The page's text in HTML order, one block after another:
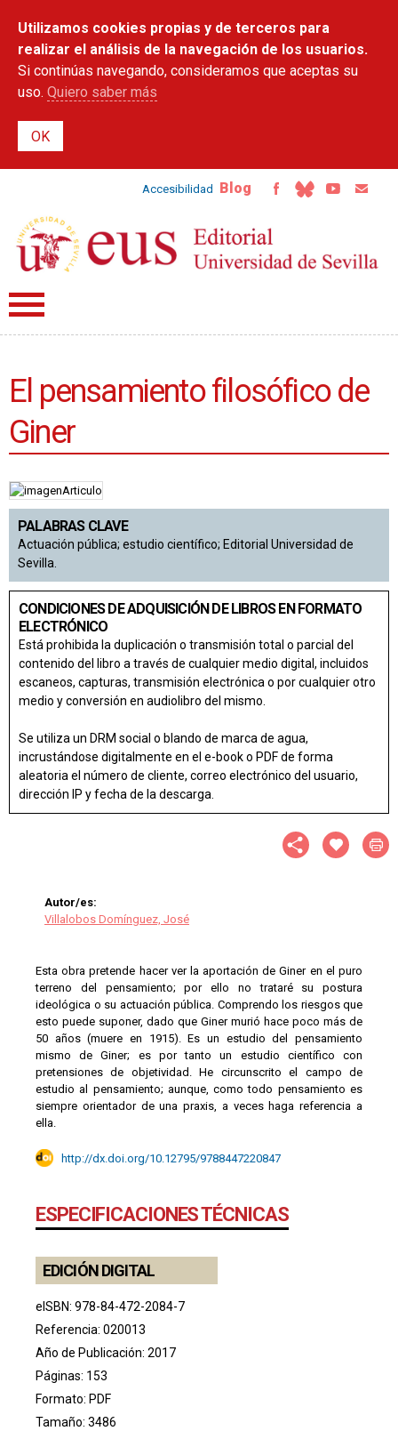
contenido
principal
Utilizamos cookies propias y de terceros para
realizar el análisis de la navegación de los usuarios.
Si continúas navegando, consideramos que aceptas su
uso. Quiero saber más
Accesibilidad Blog
El pensamiento filosófico de
Giner
PALABRAS CLAVE
Actuación pública; estudio científico; Editorial Universidad de
Sevilla.
CONDICIONES DE ADQUISICIÓN DE LIBROS EN FORMATO
ELECTRÓNICO
Está prohibida la duplicación o transmisión total o parcial del
contenido del libro a través de cualquier medio digital, incluidos
escaneos, capturas, transmisión electrónica o por cualquier otro
medio y conversión en audiolibro del mismo.
Se utiliza un DRM social o blando de marca de agua,
incrustándose digitalmente en el e-book o PDF de forma
aleatoria el número de cliente, correo electrónico del usuario,
dirección IP y fecha de la descarga.
Autor/es:
Villalobos Domínguez, José
Esta obra pretende hacer ver la aportación de Giner en el puro
terreno del pensamiento; por ello no trataré su postura
ideológica o su actuación pública. Comprendo los riesgos que
esto puede suponer, dado que Giner murió hace poco más de
50 años (muere en 1915). Es un estudio del pensamiento
mismo de Giner; es por tanto un estudio científico con
pretensiones de objetividad. He circunscrito el campo de
estudio al pensamiento; aunque, como todo pensamiento es
siempre orientador de una praxis, a veces haga referencia a
ella.
http://dx.doi.org/10.12795/9788447220847
ESPECIFICACIONES TÉCNICAS
EDICIÓN DIGITAL
eISBN: 978-84-472-2084-7
Referencia: 020013
Año de Publicación: 2017
Páginas: 153
Formato: PDF
Tamaño: 3486